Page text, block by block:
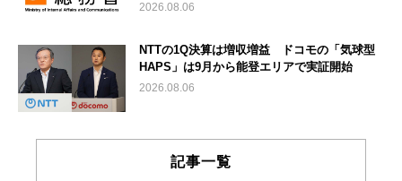
2026.08.06
NTTの1Q決算は増収増益 ドコモの「気球型
HAPS」は9月から能登エリアで実証開始
2026.08.06
記事一覧